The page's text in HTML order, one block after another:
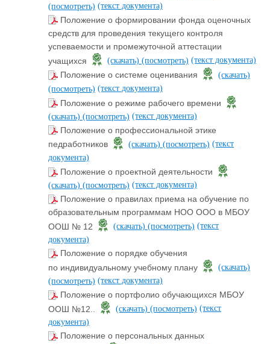
(посмотреть) (текст документа)
Положение о формировании фонда оценочных
средств для проведения текущего контроля
успеваемости и промежуточной аттестации
учащихся
(скачать) (посмотреть) (текст документа)
Положение о системе оценивания
(скачать)
(посмотреть) (текст документа)
Положение о режиме рабочего времени
(скачать) (посмотреть) (текст документа)
Положение о профессиональной этике
педработников
(скачать) (посмотреть) (текст
документа)
Положение о проектной деятельности
(скачать) (посмотреть) (текст документа)
Положение о правилах приема на обучение по
образовательным программам НОО ООО в МБОУ
ООШ № 12
(скачать) (посмотреть) (текст
документа)
Положение о порядке обучения
по индивидуальному учебному плану
(скачать)
(посмотреть) (текст документа)
Положение о портфолио обучающихся МБОУ
ООШ №12..
(скачать) (посмотреть) (текст
документа)
Положение о персональных данных